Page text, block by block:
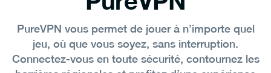
PureVPN vous permet de jouer à n’importe quel
jeu, où que vous soyez, sans interruption.
Connectez-vous en toute sécurité, contournez les